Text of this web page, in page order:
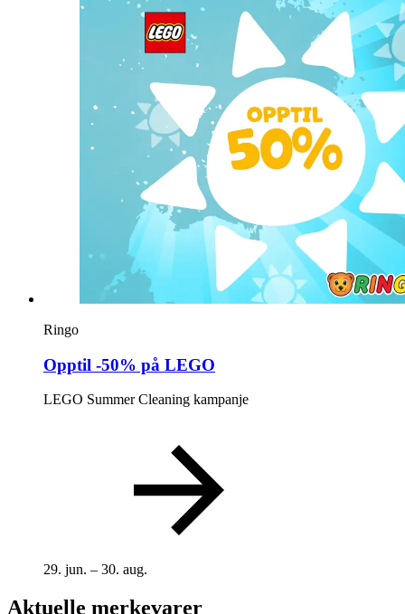
Ringo
Opptil -50% på LEGO
LEGO Summer Cleaning kampanje
29. jun. – 30. aug.
Aktuelle merkevarer